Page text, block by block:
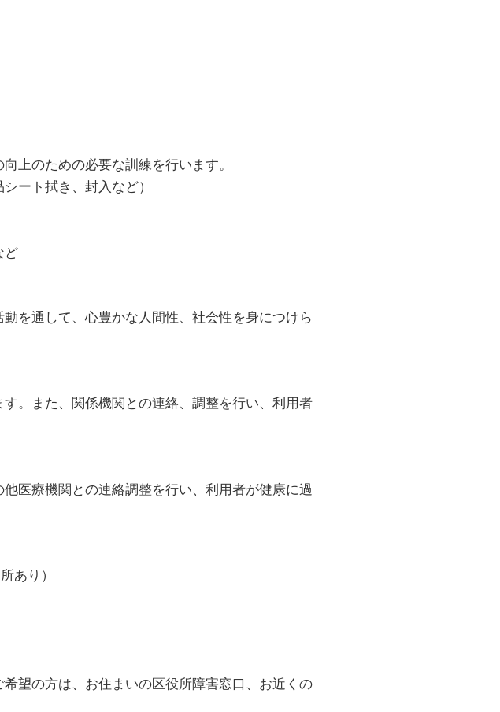
上のための必要な訓練を行います。
ト拭き、封入など）
を通して、心豊かな人間性、社会性を身につけら
。また、関係機関との連絡、調整を行い、利用者
医療機関との連絡調整を行い、利用者が健康に過
あり）
望の方は、お住まいの区役所障害窓口、お近くの